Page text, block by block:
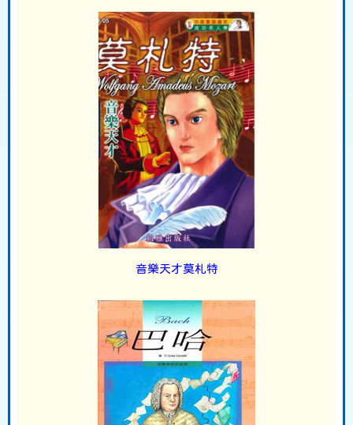
音樂天才莫札特